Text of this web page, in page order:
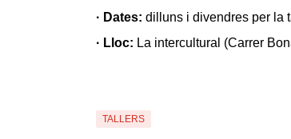
· Dates: dilluns i divendres per la
· Lloc: La intercultural (Carrer
TALLERS